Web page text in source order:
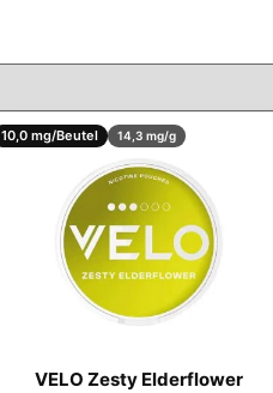
10,0 mg/Beutel 14,3 mg/g
VELO Zesty Elderflower